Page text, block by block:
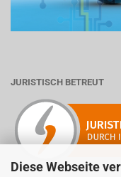
Diese Webseite
JURISTISCH BETREUT